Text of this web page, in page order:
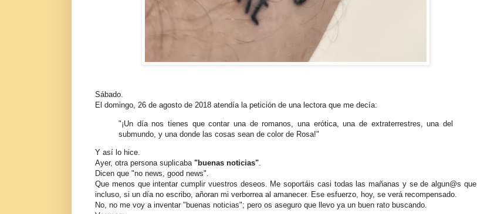
Sábado.
El domingo, 26 de agosto de 2018 atendía la petición de una lectora que me decía:
"¡Un día nos tienes que contar una de romanos, una erótica, una de extraterrestres, una del
submundo, y una donde las cosas sean de color de Rosa!"
Y así lo hice.
Ayer, otra persona suplicaba "buenas noticias"
Dicen que "no news, good news".
Que menos que intentar cumplir vuestros deseos. Me soportáis casi todas las mañanas y se de algun@s que
incluso, si un día no escribo, añoran mi verborrea al amanecer. Ese esfuerzo, hoy, se verá recompensado.
No, no me voy a inventar "buenas noticias"; pero os aseguro que llevo ya un buen rato buscando.